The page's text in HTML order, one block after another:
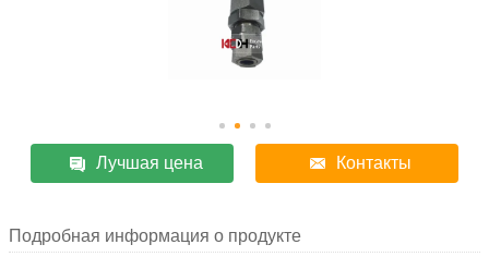
Лучшая цена Контакты
Подробная информация о продукте